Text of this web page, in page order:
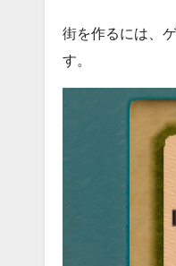
街を作るには、
す。